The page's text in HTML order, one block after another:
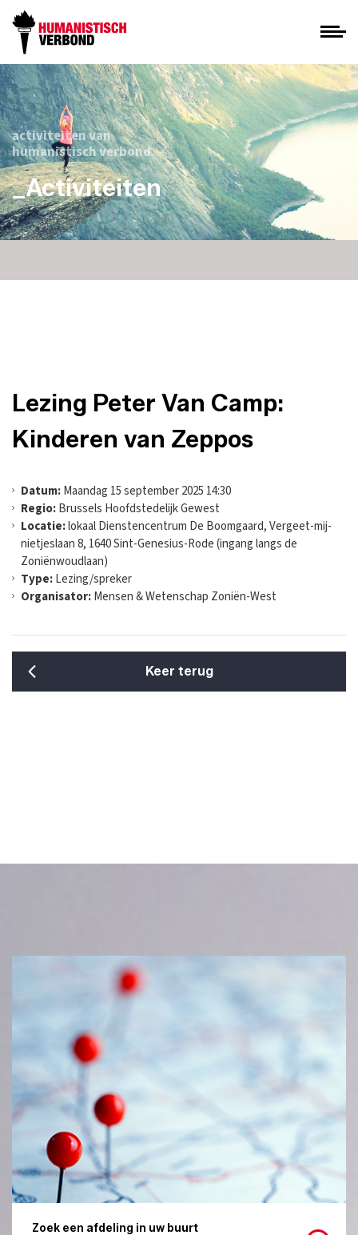
activiteiten van
humanistisch verbond
_Activiteiten
Lezing Peter Van Camp:
Kinderen van Zeppos
Datum:Maandag 15 september 2025 14:30
Regio:Brussels Hoofdstedelijk Gewest
Locatie:lokaal Dienstencentrum De Boomgaard, Vergeet-mij-
nietjeslaan 8, 1640 Sint-Genesius-Rode (ingang langs de
Zoniënwoudlaan)
Type:Lezing/spreker
Organisator:Mensen & Wetenschap Zoniën-West
Keer terug
Zoek een afdeling in uw buurt